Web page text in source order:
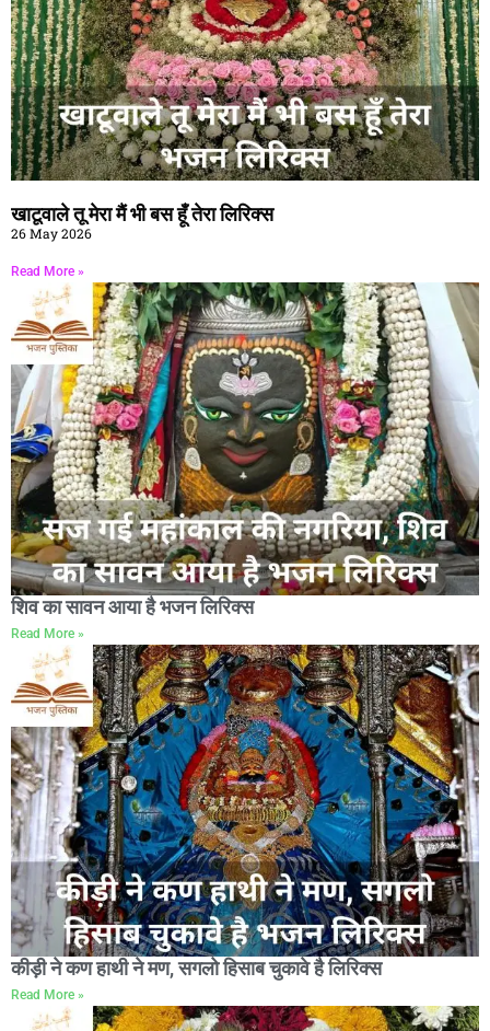
खाटूवाले तू मेरा मैं भी बस हूँ तेरा लिरिक्स
26 May 2026
Read More »
शिव का सावन आया है भजन लिरिक्स
Read More »
कीड़ी ने कण हाथी ने मण, सगलो हिसाब चुकावे है लिरिक्स
Read More »